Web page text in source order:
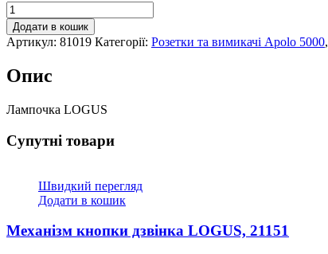
Лампочка
LOGUS,
81019
кількість
Додати в кошик
Артикул: 81019 Категорії: Розетки та вимикачі Apolo 5000,
Опис
Лампочка LOGUS
Супутні товари
Швидкий перегляд
Додати в кошик
Механізм кнопки дзвінка LOGUS, 21151